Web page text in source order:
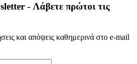
- Λάβετε πρώτοι τις
και απόψεις καθημερινά στο e-mail